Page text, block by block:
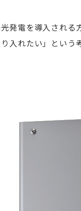
発電を導入され
入れたい」という